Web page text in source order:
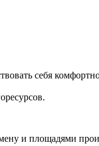
себя
и площадями